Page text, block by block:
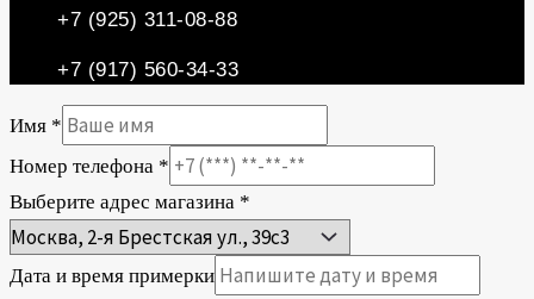
+7 (925) 311-08-88
+7 (917) 560-34-33
Имя *
Номер телефона *
Выберите адрес магазина *
Дата и время примерки